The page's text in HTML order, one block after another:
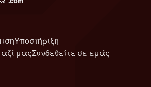
Υποστήριξη
μαςΣυνδεθείτε σε εμάς